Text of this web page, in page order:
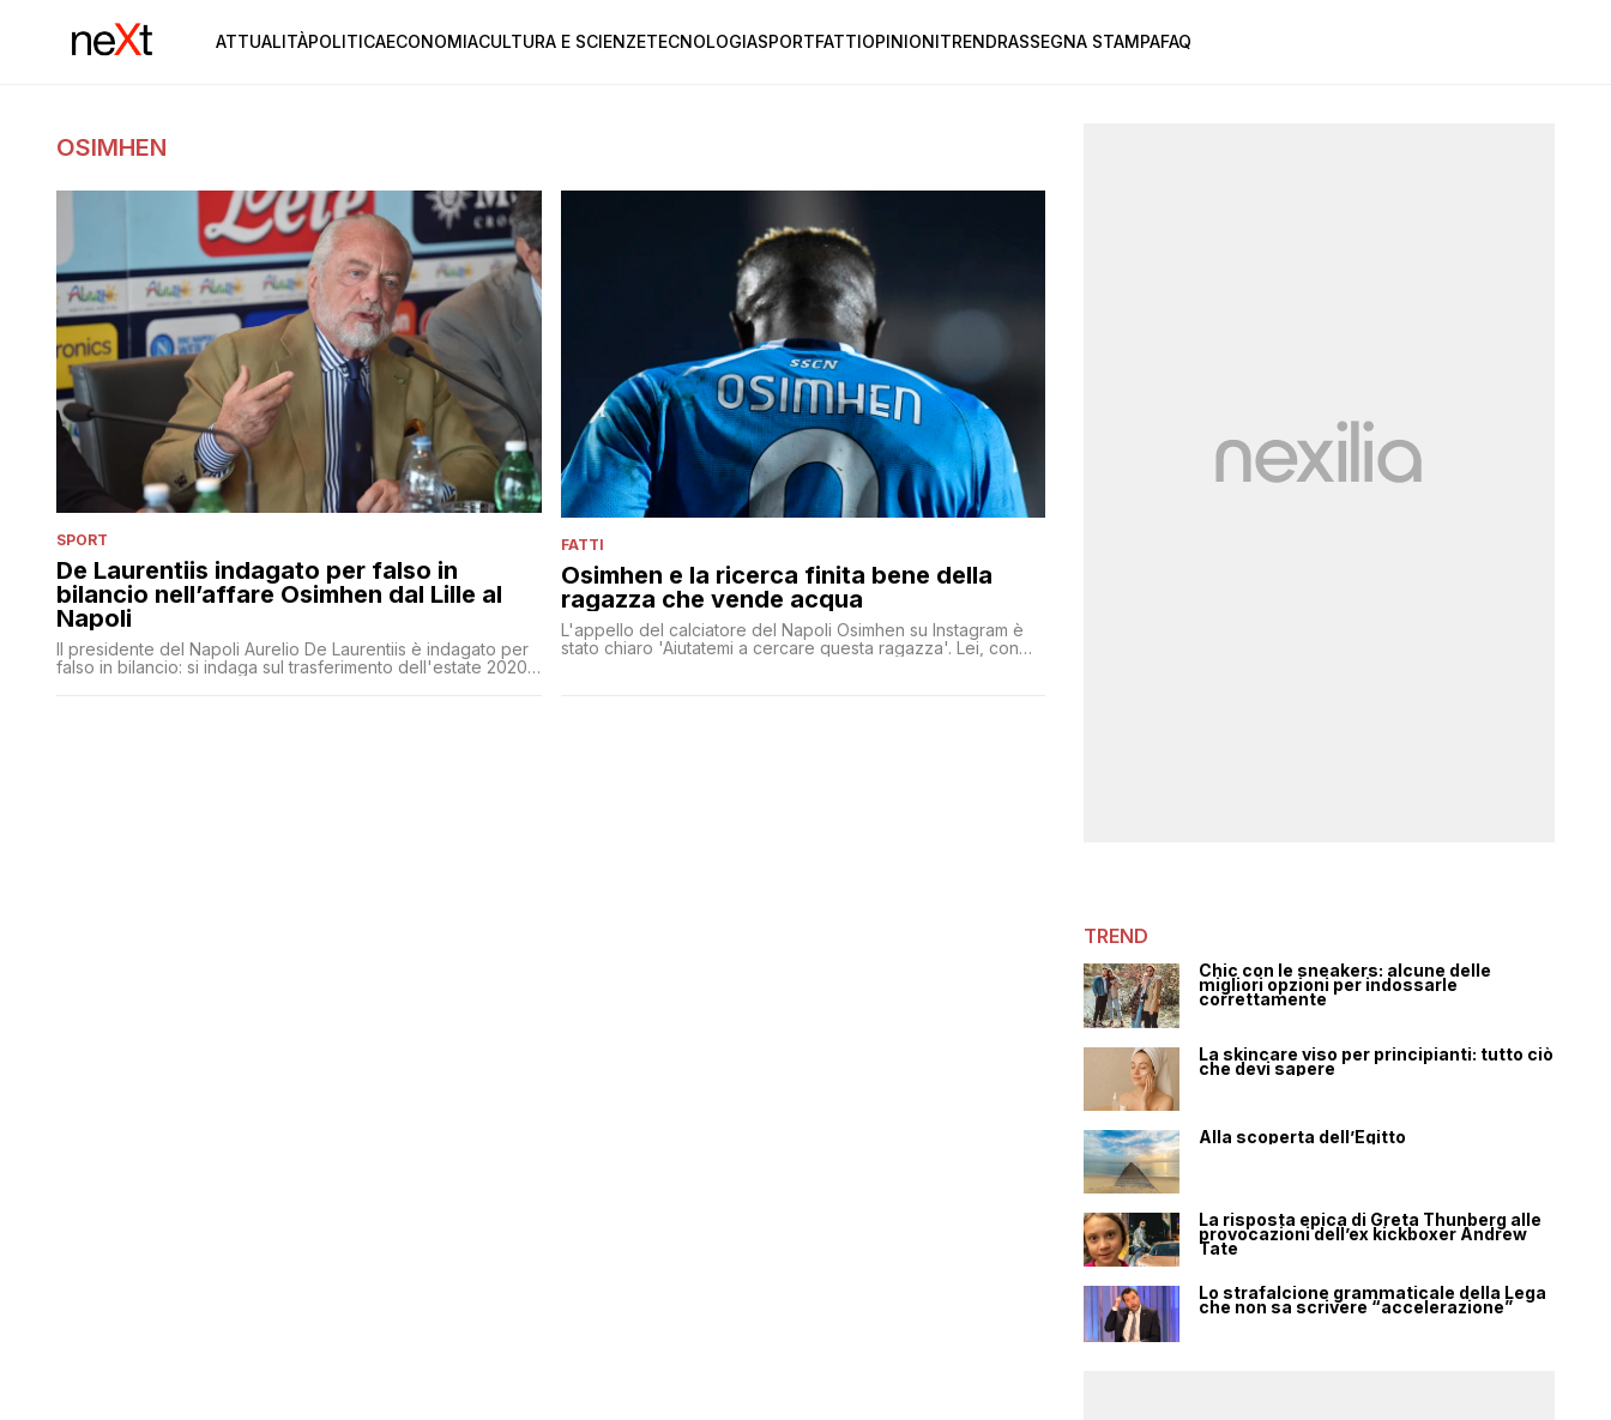
ATTUALITÀPOLITICAECONOMIACULTURA E SCIENZETECNOLOGIASPORTFATTIOPINIONITRENDRASSEGNA STAMPAFAQ
OSIMHEN
SPORT
De Laurentiis indagato per falso in
bilancio nell’affare Osimhen dal Lille al
Napoli
Il presidente del Napoli Aurelio De Laurentiis è indagato per
falso in bilancio: si indaga sul trasferimento dell'estate 2020
FATTI
Osimhen e la ricerca finita bene della
ragazza che vende acqua
L'appello del calciatore del Napoli Osimhen su Instagram è
stato chiaro 'Aiutatemi a cercare questa ragazza'. Lei, con
TREND
Chic con le sneakers: alcune delle
migliori opzioni per indossarle
correttamente
La skincare viso per principianti: tutto ciò
che devi sapere
Alla scoperta dell’Egitto
La risposta epica di Greta Thunberg alle
provocazioni dell’ex kickboxer Andrew
Tate
Lo strafalcione grammaticale della Lega
che non sa scrivere “accelerazione”